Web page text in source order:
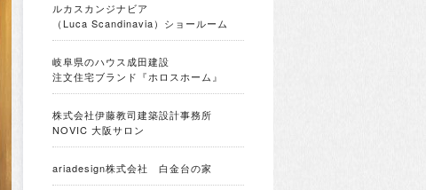
ルカスカンジナビア
（Luca Scandinavia）ショールーム
岐阜県のハウス成田建設
注文住宅ブランド『ホロスホーム』
株式会社伊藤教司建築設計事務所
NOVIC 大阪サロン
ariadesign株式会社 白金台の家